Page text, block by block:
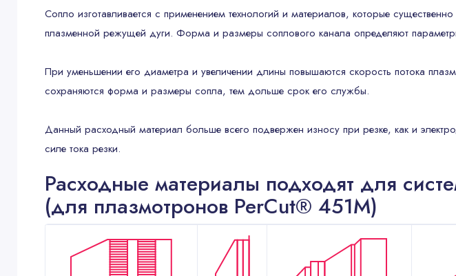
Сопло изготавливается с применением технологий и материалов, которые
плазменной режущей дуги. Форма и размеры соплового канала определяют
При уменьшении его диаметра и увеличении длины повышаются скорость потока
сохраняются форма и размеры сопла, тем дольше срок его службы.
Данный расходный материал больше всего подвержен износу при резке, как и
силе тока резки.
Расходные материалы подходят для
(для плазмотронов PerCut® 451M)